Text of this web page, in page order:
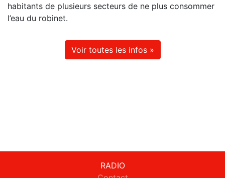
habitants de plusieurs secteurs de ne plus consommer
l’eau du robinet.
Voir toutes les infos »
RADIO